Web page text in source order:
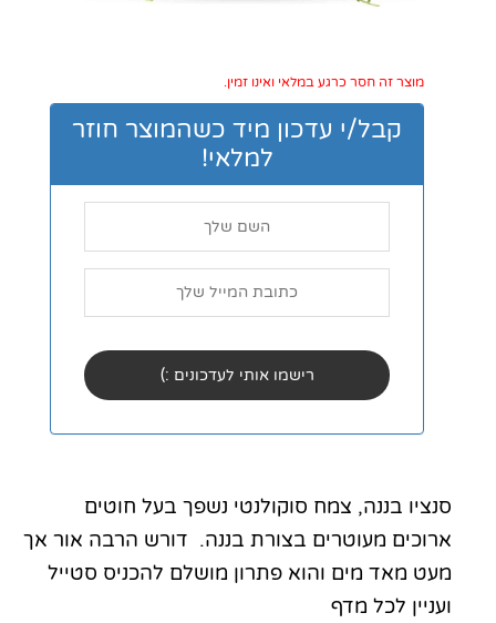
מוצר זה חסר כרגע במלאי ואינו זמין.
קבל/י עדכון מיד כשהמוצר חוזר
למלאי!
סנציו בננה, צמח סוקולנטי נשפך בעל חוטים
ארוכים מעוטרים בצורת בננה. דורש הרבה אור אך
מעט מאד מים והוא פתרון מושלם להכניס סטייל
ועניין לכל מדף